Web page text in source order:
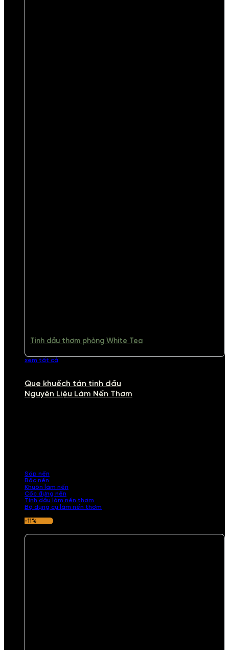
Tinh dầu thơm phòng White Tea
xem tất cả
Que khuếch tán tinh dầu
Nguyên Liệu Làm Nến Thơm
Sáp nến
Bấc nến
Khuôn làm nến
Cốc đựng nến
Tinh dầu làm nến thơm
Bộ dụng cụ làm nến thơm
-11%